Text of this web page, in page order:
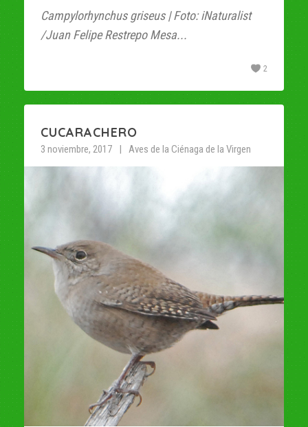
Campylorhynchus griseus | Foto: iNaturalist
/Juan Felipe Restrepo Mesa...
2
CUCARACHERO
3 noviembre, 2017 Aves de la Ciénaga de la Virgen